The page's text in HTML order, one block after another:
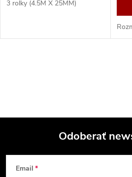
3 rolky (4.5M X 25MM)
Z
Odoberať
Email